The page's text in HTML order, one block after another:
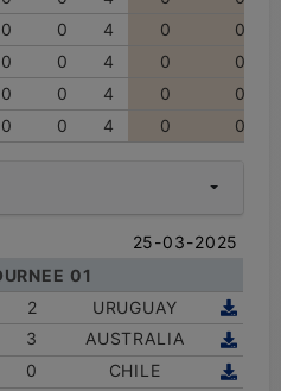
0 0 4 0
0
0 0 4 0
0
0 0 4 0
0
0 0 4 0 0
25-03-2025
01
2
URUGUAY
3
AUSTRALIA
0
CHILE